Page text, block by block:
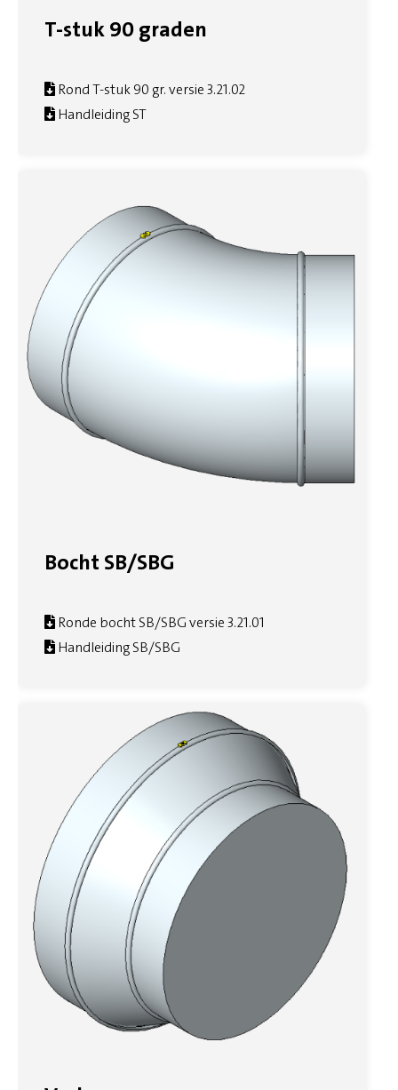
T-stuk 90 graden
Rond T-stuk 90 gr. versie 3.21.02
Handleiding ST
Bocht SB/SBG
Ronde bocht SB/SBG versie 3.21.01
Handleiding SB/SBG